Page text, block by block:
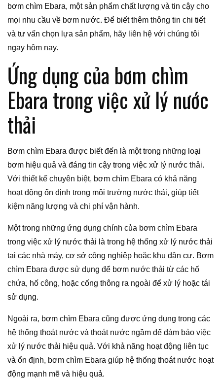
bơm chìm Ebara, một sản phẩm chất lượng và tin cậy cho
mọi nhu cầu về bơm nước. Để biết thêm thông tin chi tiết
và tư vấn chọn lựa sản phẩm, hãy liên hệ với chúng tôi
ngay hôm nay.
Ứng dụng của bơm chìm
Ebara trong việc xử lý nước
thải
Bơm chìm Ebara được biết đến là một trong những loại
bơm hiệu quả và đáng tin cậy trong việc xử lý nước thải.
Với thiết kế chuyên biệt, bơm chìm Ebara có khả năng
hoạt động ổn định trong môi trường nước thải, giúp tiết
kiệm năng lượng và chi phí vận hành.
Một trong những ứng dụng chính của bơm chìm Ebara
trong việc xử lý nước thải là trong hệ thống xử lý nước thải
tại các nhà máy, cơ sở công nghiệp hoặc khu dân cư. Bơm
chìm Ebara được sử dụng để bơm nước thải từ các hố
chứa, hố công, hoặc cống thông ra ngoài để xử lý hoặc tái
sử dụng.
Ngoài ra, bơm chìm Ebara cũng được ứng dụng trong các
hệ thống thoát nước và thoát nước ngầm để đảm bảo việc
xử lý nước thải hiệu quả. Với khả năng hoạt động liên tục
và ổn định, bơm chìm Ebara giúp hệ thống thoát nước hoạt
động mạnh mẽ và hiệu quả.